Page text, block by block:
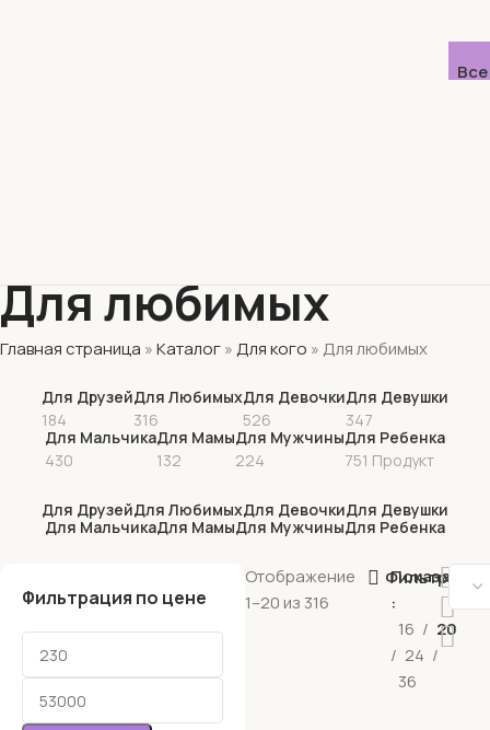
Для любимых
Главная страница »Каталог»Для кого » Для любимых
Для Друзей
184
Для Любимых
316
Для Девочки
526
Для Девушки
347
Для Мальчика
430
Для Мамы
132
Для Мужчины
224
Для Ребенка
751 Продукт
Для ДрузейДля ЛюбимыхДля ДевочкиДля Девушки
Для МальчикаДля МамыДля МужчиныДля Ребенка
Фильтрация по цене
Отображение
1–20 из 316
Фильтрация
Показать
16
20
24
36